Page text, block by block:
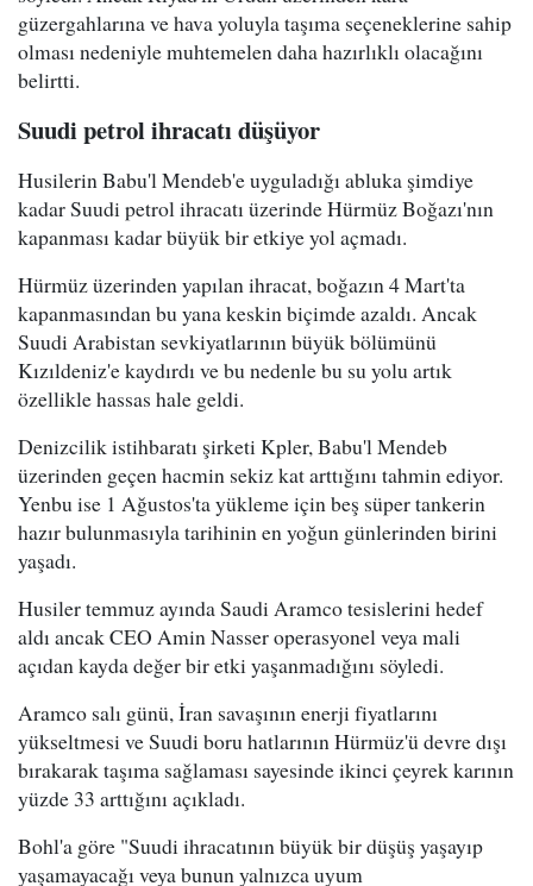
güzergahlarına ve hava yoluyla taşıma seçeneklerine sahip
olması nedeniyle muhtemelen daha hazırlıklı olacağını
belirtti.
Suudi petrol ihracatı düşüyor
Husilerin Babu'l Mendeb'e uyguladığı abluka şimdiye
kadar Suudi petrol ihracatı üzerinde Hürmüz Boğazı'nın
kapanması kadar büyük bir etkiye yol açmadı.
Hürmüz üzerinden yapılan ihracat, boğazın 4 Mart'ta
kapanmasından bu yana keskin biçimde azaldı. Ancak
Suudi Arabistan sevkiyatlarının büyük bölümünü
Kızıldeniz'e kaydırdı ve bu nedenle bu su yolu artık
özellikle hassas hale geldi.
Denizcilik istihbaratı şirketi Kpler, Babu'l Mendeb
üzerinden geçen hacmin sekiz kat arttığını tahmin ediyor.
Yenbu ise 1 Ağustos'ta yükleme için beş süper tankerin
hazır bulunmasıyla tarihinin en yoğun günlerinden birini
yaşadı.
Husiler temmuz ayında Saudi Aramco tesislerini hedef
aldı ancak CEO Amin Nasser operasyonel veya mali
açıdan kayda değer bir etki yaşanmadığını söyledi.
Aramco salı günü, İran savaşının enerji fiyatlarını
yükseltmesi ve Suudi boru hatlarının Hürmüz'ü devre dışı
bırakarak taşıma sağlaması sayesinde ikinci çeyrek karının
yüzde 33 arttığını açıkladı.
Bohl'a göre "Suudi ihracatının büyük bir düşüş yaşayıp
yaşamayacağı veya bunun yalnızca uyum